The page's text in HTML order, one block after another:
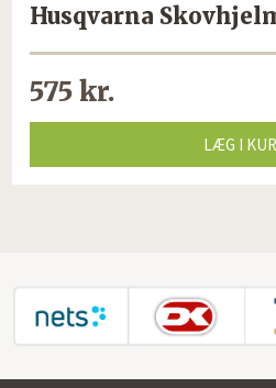
Husqvarna
575 kr.
LÆG I